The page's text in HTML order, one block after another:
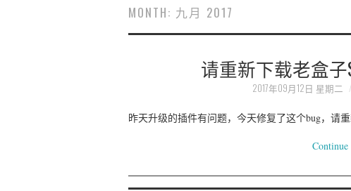
MONTH: 九月 2017
请重新下载老盒子
2017年09月12日 星期二
昨天升级的插件有问题，今天修复了这个bug，请
Continue